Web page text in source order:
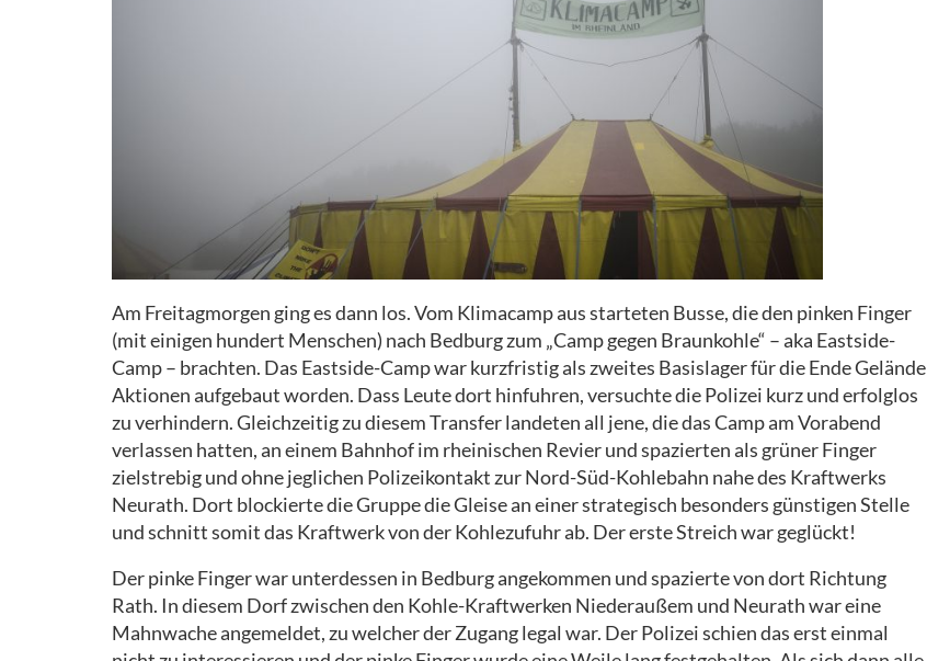
Am Freitagmorgen ging es dann los. Vom Klimacamp aus starteten Busse, die den pinken Finger
(mit einigen hundert Menschen) nach Bedburg zum „Camp gegen Braunkohle“ – aka Eastside-
Camp – brachten. Das Eastside-Camp war kurzfristig als zweites Basislager für die Ende Gelände
Aktionen aufgebaut worden. Dass Leute dort hinfuhren, versuchte die Polizei kurz und erfolglos
zu verhindern. Gleichzeitig zu diesem Transfer landeten all jene, die das Camp am Vorabend
verlassen hatten, an einem Bahnhof im rheinischen Revier und spazierten als grüner Finger
zielstrebig und ohne jeglichen Polizeikontakt zur Nord-Süd-Kohlebahn nahe des Kraftwerks
Neurath. Dort blockierte die Gruppe die Gleise an einer strategisch besonders günstigen Stelle
und schnitt somit das Kraftwerk von der Kohlezufuhr ab. Der erste Streich war geglückt!
Der pinke Finger war unterdessen in Bedburg angekommen und spazierte von dort Richtung
Rath. In diesem Dorf zwischen den Kohle-Kraftwerken Niederaußem und Neurath war eine
Mahnwache angemeldet, zu welcher der Zugang legal war. Der Polizei schien das erst einmal